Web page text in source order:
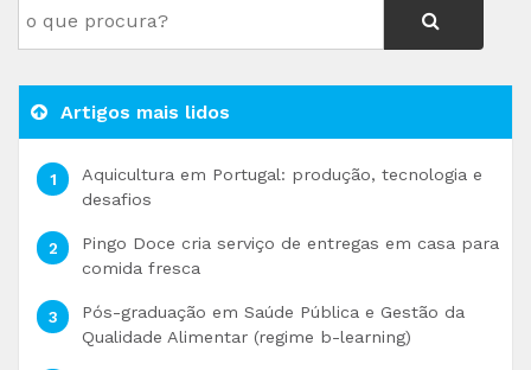
Artigos mais lidos
Aquicultura em Portugal: produção, tecnologia e
desafios
Pingo Doce cria serviço de entregas em casa para
comida fresca
Pós-graduação em Saúde Pública e Gestão da
Qualidade Alimentar (regime b-learning)